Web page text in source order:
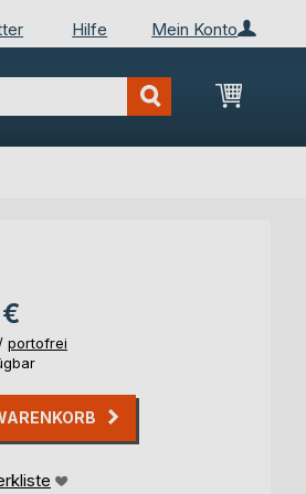
Mein Konto
Hilfe
Mein
portofrei